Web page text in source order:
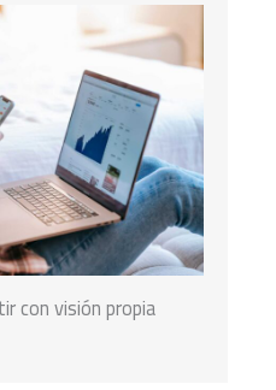
con visión propia